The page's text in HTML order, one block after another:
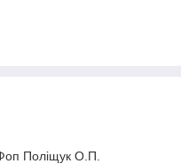
Поліщук О.П.